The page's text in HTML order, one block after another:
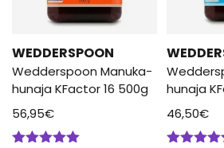
WEDDERSPOON
Wedderspoon Manuka-
hunaja KFactor 16 500g
56,95€
hunaja
46,50€